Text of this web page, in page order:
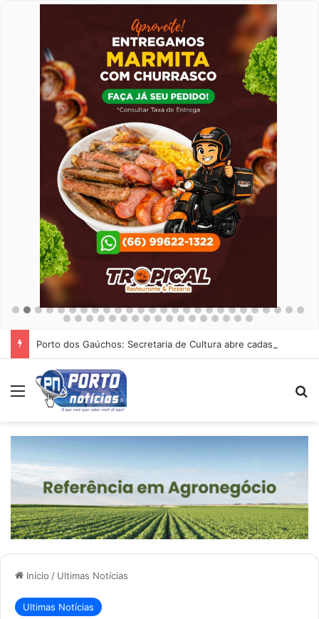
Menu
Início / Ultimas Notícias
Ultimas Notícias